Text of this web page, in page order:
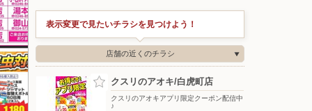
表示変更で見たいチラシを見つけよう！
店舗の近くのチラシ
クスリのアオキ/白虎町店
クスリのアオキアプリ限定クーポン配信中
♪